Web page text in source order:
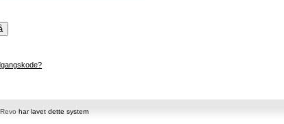
Revo har lavet dette system